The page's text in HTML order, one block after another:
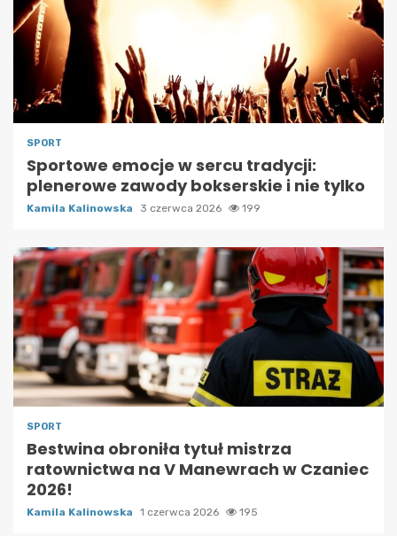
SPORT
Sportowe emocje w sercu tradycji:
plenerowe zawody bokserskie i nie tylko
Kamila Kalinowska 3 czerwca 2026 199
SPORT
Bestwina obroniła tytuł mistrza
ratownictwa na V Manewrach w Czaniec
2026!
Kamila Kalinowska 1 czerwca 2026 195